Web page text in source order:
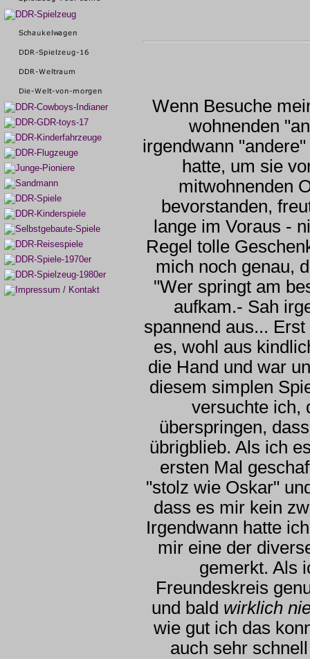
Wenn Besuche
wohnenden
irgendwann
hatte, um sie
mitwohnenden
bevorstanden,
lange im Voraus -
Regel tolle
mich noch genau,
"Wer springt am
aufkam.- Sah
spannend aus...
es, wohl aus
die Hand und war
diesem simplen
versuchte ich,
überspringen,
übrigblieb. Als ich
ersten Mal
"stolz wie Oskar"
dass es mir kein
Irgendwann hatte
mir eine der
gemerkt. Als
Freundeskreis
und bald wirklich
wie gut ich das
auch sehr